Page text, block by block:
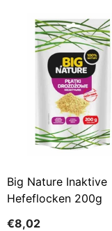
Big Nature Inaktive
Hefeflocken 200g
€8,02